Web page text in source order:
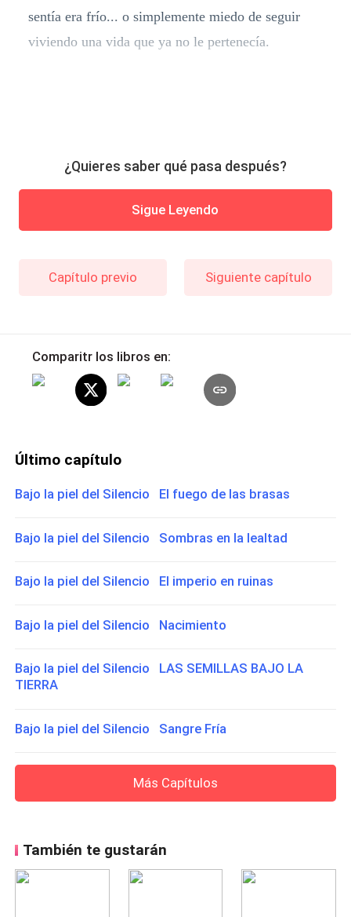
sentía era frío... o simplemente miedo de seguir
viviendo una vida que ya no le pertenecía.
¿Quieres saber qué pasa después?
Sigue Leyendo
Capítulo previo Siguiente capítulo
Comparitr los libros en:
Último capítulo
Bajo la piel del Silencio El fuego de las brasas
Bajo la piel del Silencio Sombras en la lealtad
Bajo la piel del Silencio El imperio en ruinas
Bajo la piel del Silencio Nacimiento
Bajo la piel del Silencio LAS SEMILLAS BAJO LA
TIERRA
Bajo la piel del Silencio Sangre Fría
Más Capítulos
También te gustarán